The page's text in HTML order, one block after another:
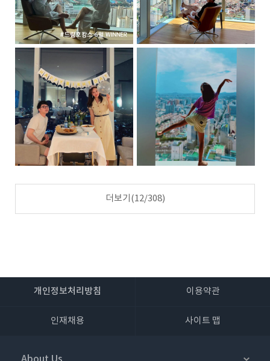
더보기 (12/308)
개인정보처리방침 이용약관
인재채용 사이트 맵